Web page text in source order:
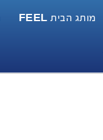
מותג הבית FEEL